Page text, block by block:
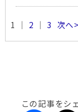
1 ｜ 2 ｜3 次へ
この記事をシ